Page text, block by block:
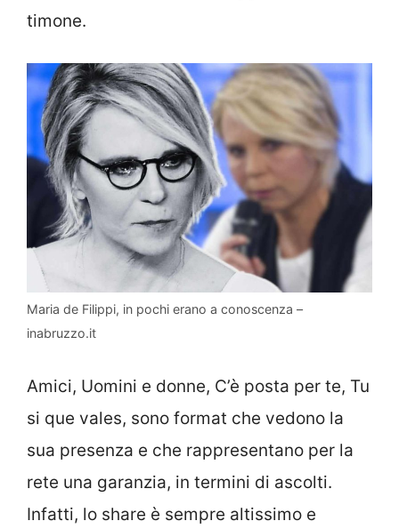
timone.
Maria de Filippi, in pochi erano a conoscenza –
inabruzzo.it
Amici, Uomini e donne, C’è posta per te, Tu
si que vales, sono format che vedono la
sua presenza e che rappresentano per la
rete una garanzia, in termini di ascolti.
Infatti, lo share è sempre altissimo e